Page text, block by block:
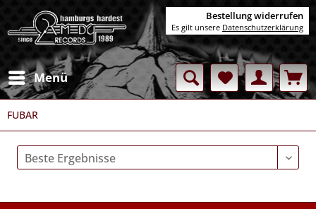
Menü
FUBAR
Bestellung widerrufen
Es gilt unsere Datenschutzerklärung